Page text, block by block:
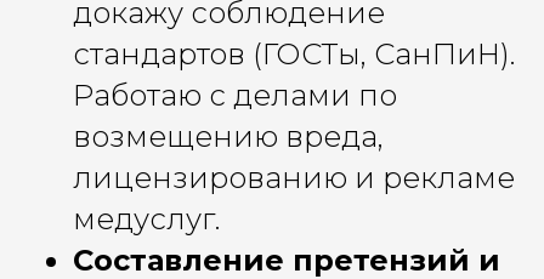
докажу соблюдение
стандартов (ГОСТы, СанПиН).
Работаю с делами по
возмещению вреда,
лицензированию и рекламе
медуслуг.
Составление претензий и